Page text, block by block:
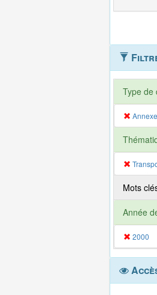
Type de
Annexe
Mots
Année
2000